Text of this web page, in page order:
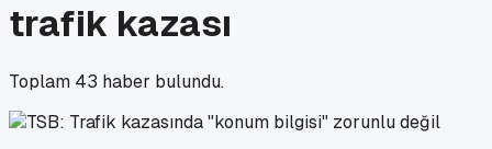
trafik kazası
Toplam 43 haber bulundu.